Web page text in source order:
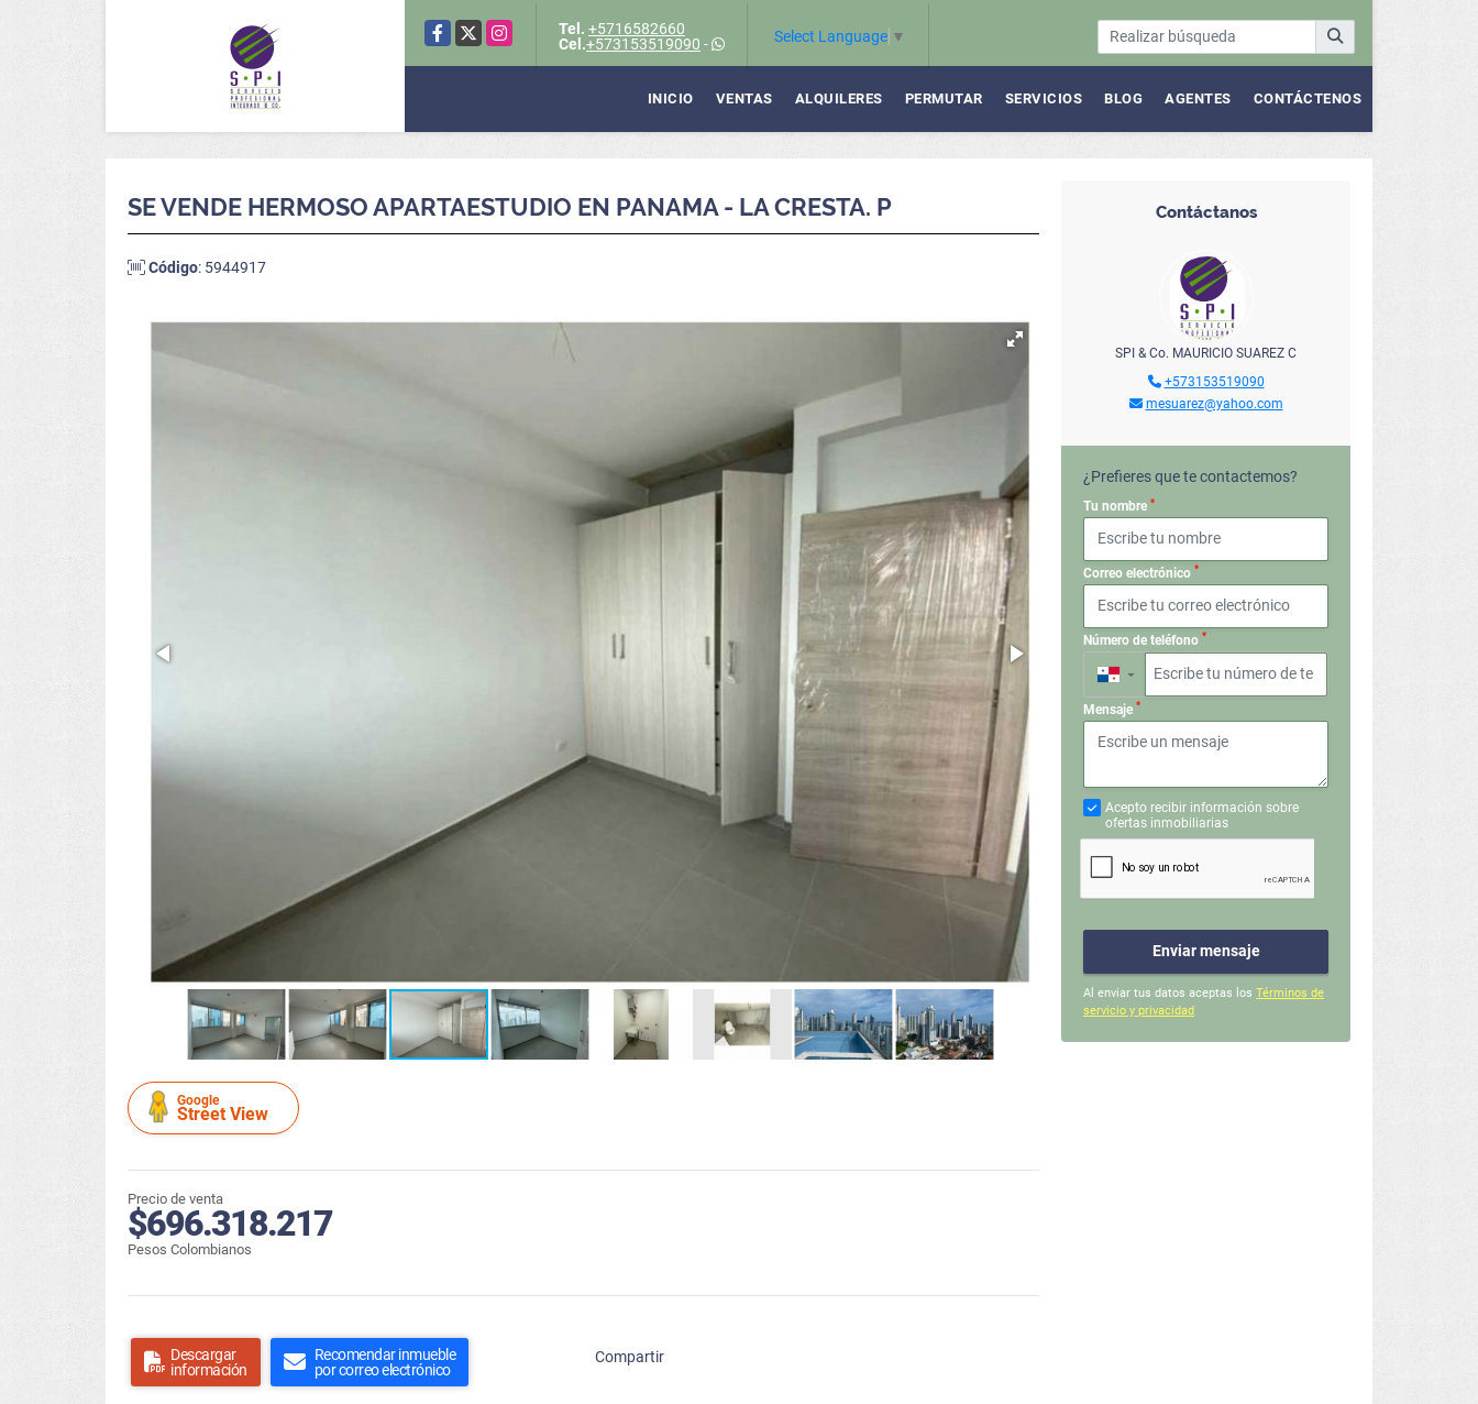
Facebook
X Instagram Tel. +5716582660
Cel.+573153519090 - Select Language ▼
INICIO VENTAS ALQUILERES PERMUTAR SERVICIOS BLOG AGENTES CONTÁCTENOS
SE VENDE HERMOSO APARTAESTUDIO EN PANAMA - LA CRESTA. P
Código: 5944917
Google
Street View
Precio de venta
$696.318.217
Pesos Colombianos
Descargar
información
Recomendar inmueble
por correo electrónico
Compartir
Contáctanos
SPI & Co. MAURICIO SUAREZ C
+573153519090
mesuarez@yahoo.com
¿Prefieres que te contactemos?
Tu nombre *
Correo electrónico *
Número de teléfono *
▼
Mensaje *
Acepto recibir información sobre
ofertas inmobiliarias
Enviar mensaje
Al enviar tus datos aceptas los Términos de
servicio y privacidad